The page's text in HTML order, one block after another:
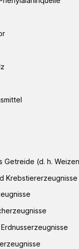
Getreide (d. h.
Krebstiererzeugnisse